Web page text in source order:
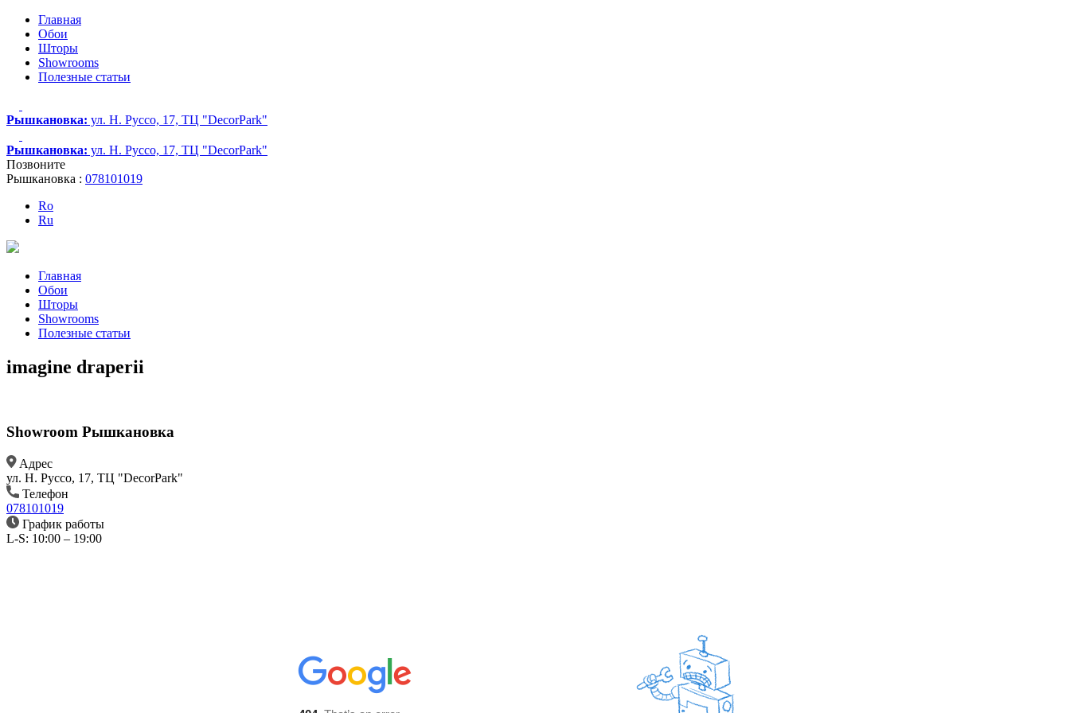
Главная
Обои
Шторы
Showrooms
Полезные статьи
Рышкановка: ул. Н. Руссо, 17, ТЦ "DecorPark"
Рышкановка: ул. Н. Руссо, 17, ТЦ "DecorPark"
Позвоните
Рышкановка : 078101019
Ro
Ru
Главная
Обои
Шторы
Showrooms
Полезные статьи
imagine draperii
Showroom Рышкановка
Aдрес
ул. Н. Руссо, 17, ТЦ "DecorPark"
Телефон
078101019
График работы
L-S: 10:00 – 19:00